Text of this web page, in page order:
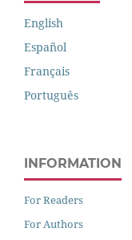
English
Español
Français
Português
INFORMATION
For Readers
For Authors